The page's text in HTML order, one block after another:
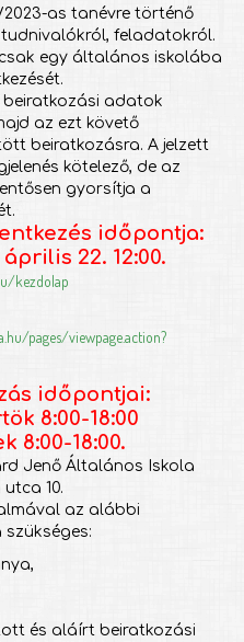
2023-as tanévre történő
feladatokról.
egy általános iskolába
beiratkozási adatok
az ezt követő
beiratkozásra. A jelzett
kötelező, de az
gyorsítja a
időpontja:
22. 12:00.
kezdolap
pages/viewpage.action?
időpontjai:
8:00-18:00
8:00-18:00.
Jenő Általános Iskola
10.
az alábbi
és aláírt beiratkozási